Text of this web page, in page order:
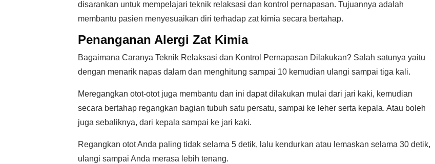
disarankan untuk mempelajari teknik relaksasi dan kontrol pernapasan. Tujuannya adalah
membantu pasien menyesuaikan diri terhadap zat kimia secara bertahap.
Penanganan Alergi Zat Kimia
Bagaimana Caranya Teknik Relaksasi dan Kontrol Pernapasan Dilakukan? Salah satunya yaitu
dengan menarik napas dalam dan menghitung sampai 10 kemudian ulangi sampai tiga kali.
Meregangkan otot-otot juga membantu dan ini dapat dilakukan mulai dari jari kaki, kemudian
secara bertahap regangkan bagian tubuh satu persatu, sampai ke leher serta kepala. Atau boleh
juga sebaliknya, dari kepala sampai ke jari kaki.
Regangkan otot Anda paling tidak selama 5 detik, lalu kendurkan atau lemaskan selama 30 detik,
ulangi sampai Anda merasa lebih tenang.